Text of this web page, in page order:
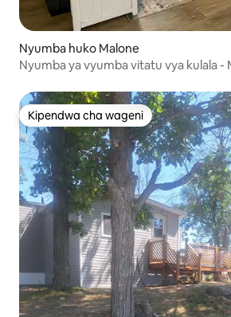
Nyumba huko Malone
Nyumba ya vyumba vitatu vya kulala -
Kipendwa cha wageni
Kipendwa cha wageni